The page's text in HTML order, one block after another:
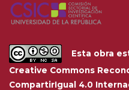
Esta obra
Creative Commons
CompartirIgual 4.0